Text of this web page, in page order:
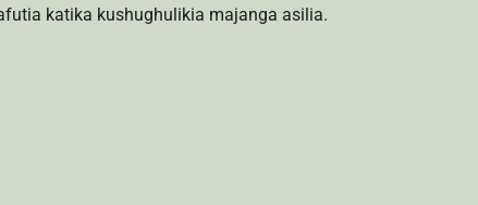
katika kushughulikia majanga asilia.